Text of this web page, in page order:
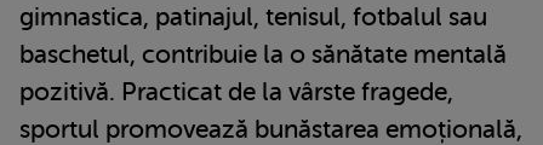
gimnastica, patinajul, tenisul, fotbalul sau
baschetul, contribuie la o sănătate mentală
pozitivă. Practicat de la vârste fragede,
sportul promovează bunăstarea emoțională,